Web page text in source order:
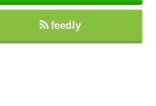
feedly